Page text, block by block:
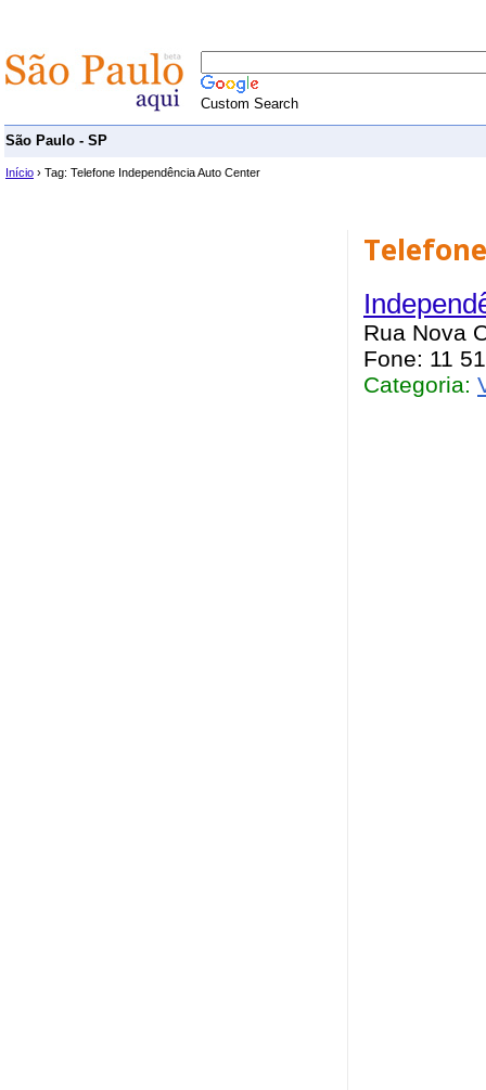
Custom Search
São Paulo - SP
Início › Tag: Telefone Independência Auto Center
Rua Nova
Fone: 11
Categoria: